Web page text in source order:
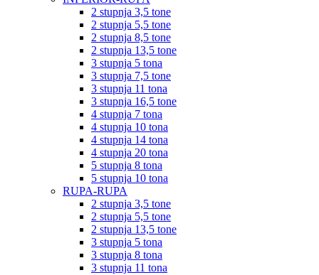
2 stupnja 3,5 tone
2 stupnja 5,5 tone
2 stupnja 8,5 tone
2 stupnja 13,5 tone
3 stupnja 5 tona
3 stupnja 7,5 tone
3 stupnja 11 tona
3 stupnja 16,5 tone
4 stupnja 7 tona
4 stupnja 10 tona
4 stupnja 14 tona
4 stupnja 20 tona
5 stupnja 8 tona
5 stupnja 10 tona
RUPA-RUPA
2 stupnja 3,5 tone
2 stupnja 5,5 tone
2 stupnja 13,5 tone
3 stupnja 5 tona
3 stupnja 8 tona
3 stupnja 11 tona